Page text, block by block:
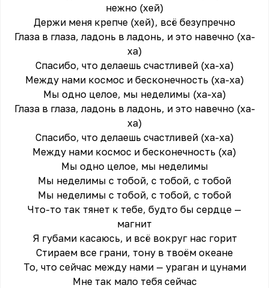
нежно (хей)
Держи меня крепче (хей), всё безупречно
Глаза в глаза, ладонь в ладонь, и это навечно (ха-
ха)
Спасибо, что делаешь счастливей (ха-ха)
Между нами космос и бесконечность (ха-ха)
Мы одно целое, мы неделимы (ха-ха)
Глаза в глаза, ладонь в ладонь, и это навечно (ха-
ха)
Спасибо, что делаешь счастливей (ха-ха)
Между нами космос и бесконечность (ха)
Мы одно целое, мы неделимы
Мы неделимы с тобой, с тобой, с тобой
Мы неделимы с тобой, с тобой, с тобой
Что-то так тянет к тебе, будто бы сердце —
магнит
Я губами касаюсь, и всё вокруг нас горит
Стираем все грани, тону в твоём океане
То, что сейчас между нами — ураган и цунами
Мне так мало тебя сейчас